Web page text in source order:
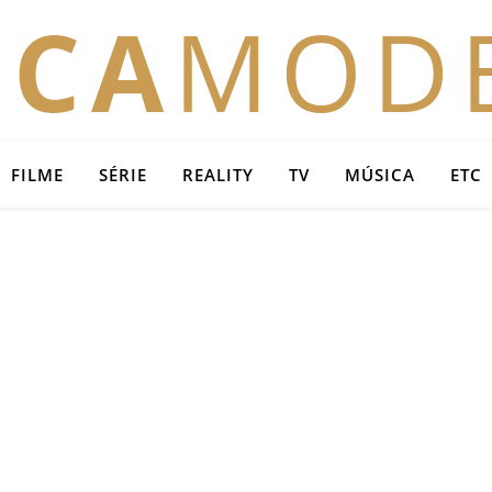
FILME SÉRIE REALITY TV MÚSICA ETC